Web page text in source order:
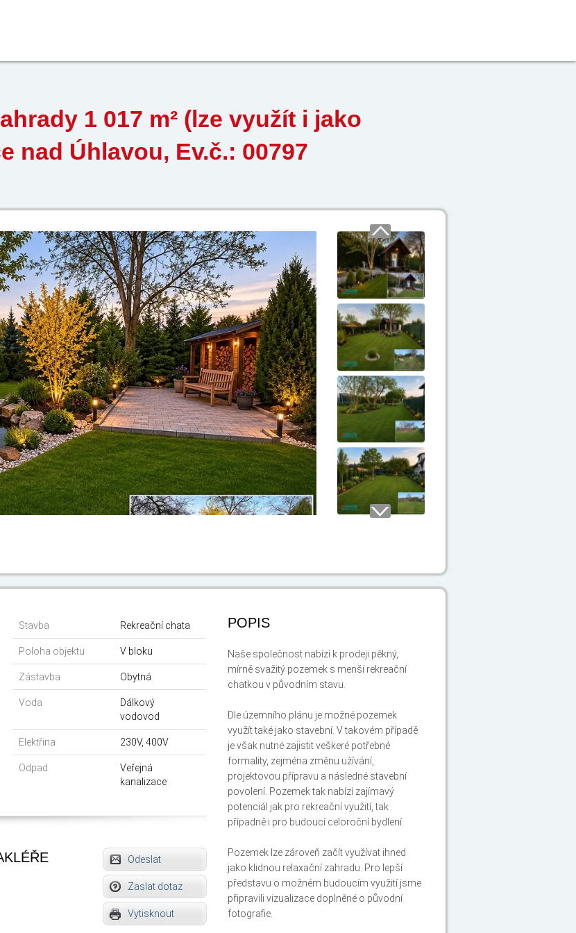
1 017 m² (lze využít i jako
nad Úhlavou, Ev.č.: 00797
Stavba Rekreační chata
Poloha objektu V bloku
Zástavba Obytná
Voda
Dálkový
vodovod
Elektřina 230V, 400V
Odpad
Veřejná
kanalizace
Odeslat
Zaslat dotaz
Vytisknout
POPIS
Naše společnost nabízí k prodeji pěkný,
mírně svažitý pozemek s menší rekreační
chatkou v původním stavu.
Dle územního plánu je možné pozemek
využít také jako stavební. V takovém případě
je však nutné zajistit veškeré potřebné
formality, zejména změnu užívání,
projektovou přípravu a následné stavební
povolení. Pozemek tak nabízí zajímavý
potenciál jak pro rekreační využití, tak
případně i pro budoucí celoroční bydlení.
Pozemek lze zároveň začít využívat ihned
jako klidnou relaxační zahradu. Pro lepší
představu o možném budoucím využití jsme
připravili vizualizace doplněné o původní
fotografie.